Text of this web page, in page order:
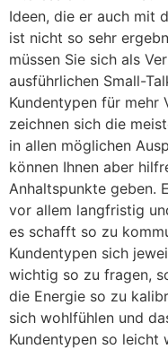
Ideen, die er auch mit
ist nicht so sehr
müssen Sie sich als
ausführlichen Small-
Kundentypen für mehr
zeichnen sich die
in allen möglichen
können Ihnen aber
Anhaltspunkte geben.
vor allem langfristig
es schafft so zu
Kundentypen sich
wichtig so zu fragen,
die Energie so zu
sich wohlfühlen und
Kundentypen so leicht